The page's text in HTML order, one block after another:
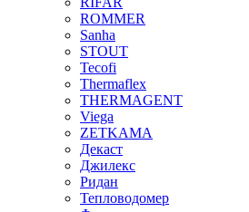
ROMMER
Sanha
STOUT
Tecofi
Thermaflex
THERMAGENT
Viega
ZETKAMA
Декаст
Джилекс
Ридан
Тепловодомер